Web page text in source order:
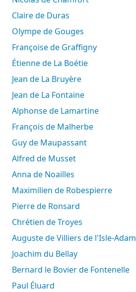
Claire de Duras
Olympe de Gouges
Françoise de Graffigny
Étienne de La Boétie
Jean de La Bruyère
Jean de La Fontaine
Alphonse de Lamartine
François de Malherbe
Guy de Maupassant
Alfred de Musset
Anna de Noailles
Maximilien de Robespierre
Pierre de Ronsard
Chrétien de Troyes
Auguste de Villiers de l'Isle-Adam
Joachim du Bellay
Bernard le Bovier de Fontenelle
Paul Éluard